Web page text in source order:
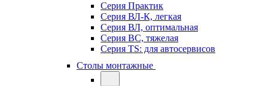
Серия Практик
Серия ВЛ-К, легкая
Серия ВЛ, оптимальная
Серия ВС, тяжелая
Серия TS: для автосервисов
Столы монтажные